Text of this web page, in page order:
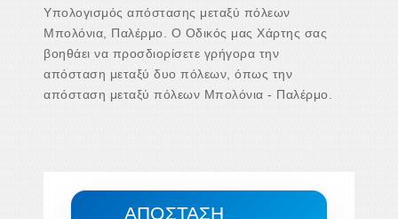
Υπολογισμός απόστασης μεταξύ πόλεων
Μπολόνια, Παλέρμο. Ο Οδικός μας Χάρτης σας
βοηθάει να προσδιορίσετε γρήγορα την
απόσταση μεταξύ δυο πόλεων, όπως την
απόσταση μεταξύ πόλεων Μπολόνια - Παλέρμο.
ΑΠΌΣΤΑΣΗ